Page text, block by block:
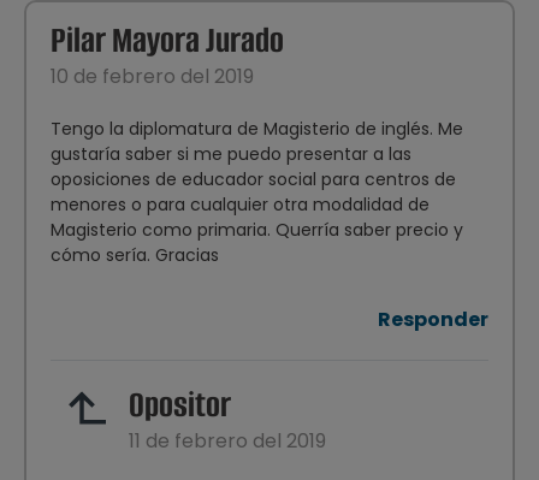
Pilar Mayora Jurado
10 de febrero del 2019
Tengo la diplomatura de Magisterio de inglés. Me
gustaría saber si me puedo presentar a las
oposiciones de educador social para centros de
menores o para cualquier otra modalidad de
Magisterio como primaria. Querría saber precio y
cómo sería. Gracias
Responder
Opositor
11 de febrero del 2019